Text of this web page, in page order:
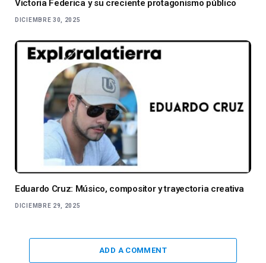
Victoria Federica y su creciente protagonismo público
DICIEMBRE 30, 2025
Eduardo Cruz: Músico, compositor y trayectoria creativa
DICIEMBRE 29, 2025
ADD A COMMENT